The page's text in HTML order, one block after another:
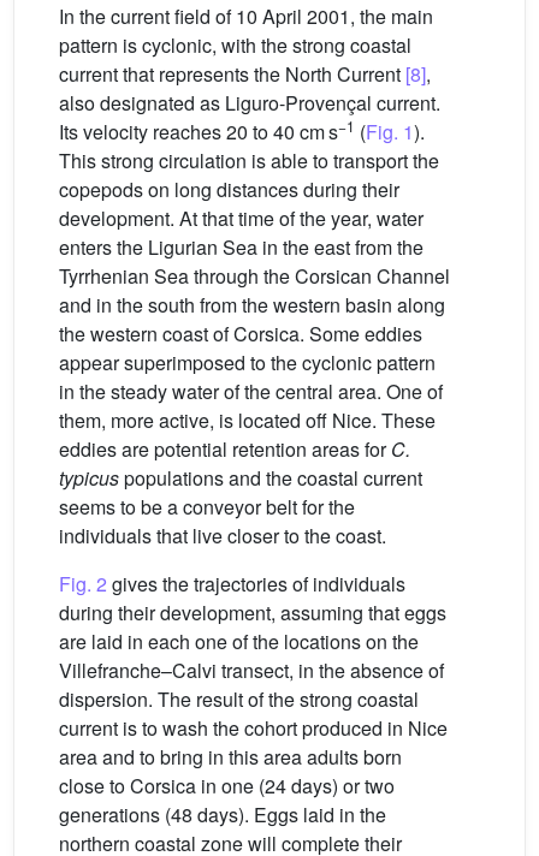
In the current field of 10 April 2001, the main
pattern is cyclonic, with the strong coastal
current that represents the North Current [8],
also designated as Liguro-Provençal current.
Its velocity reaches 20 to 40 cm s−1 (Fig. 1).
This strong circulation is able to transport the
copepods on long distances during their
development. At that time of the year, water
enters the Ligurian Sea in the east from the
Tyrrhenian Sea through the Corsican Channel
and in the south from the western basin along
the western coast of Corsica. Some eddies
appear superimposed to the cyclonic pattern
in the steady water of the central area. One of
them, more active, is located off Nice. These
eddies are potential retention areas forC.
typicuspopulations and the coastal current
seems to be a conveyor belt for the
individuals that live closer to the coast.
Fig. 2 gives the trajectories of individuals
during their development, assuming that eggs
are laid in each one of the locations on the
Villefranche–Calvi transect, in the absence of
dispersion. The result of the strong coastal
current is to wash the cohort produced in Nice
area and to bring in this area adults born
close to Corsica in one (24 days) or two
generations (48 days). Eggs laid in the
northern coastal zone will complete their